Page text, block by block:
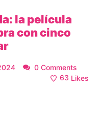
la película
con cinco
0 Comments
63 Likes